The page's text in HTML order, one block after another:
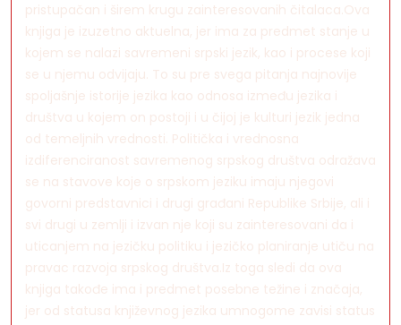
pristupačan i širem krugu zainteresovanih čitalaca.Ova
knjiga je izuzetno aktuelna, jer ima za predmet stanje u
kojem se nalazi savremeni srpski jezik, kao i procese koji
se u njemu odvijaju. To su pre svega pitanja najnovije
spoljašnje istorije jezika kao odnosa između jezika i
društva u kojem on postoji i u čijoj je kulturi jezik jedna
od temeljnih vrednosti. Politička i vrednosna
izdiferenciranost savremenog srpskog društva odražava
se na stavove koje o srpskom jeziku imaju njegovi
govorni predstavnici i drugi građani Republike Srbije, ali i
svi drugi u zemlji i izvan nje koji su zainteresovani da i
uticanjem na jezičku politiku i jezičko planiranje utiču na
pravac razvoja srpskog društva.Iz toga sledi da ova
knjiga takođe ima i predmet posebne težine i značaja,
jer od statusa književnog jezika umnogome zavisi status